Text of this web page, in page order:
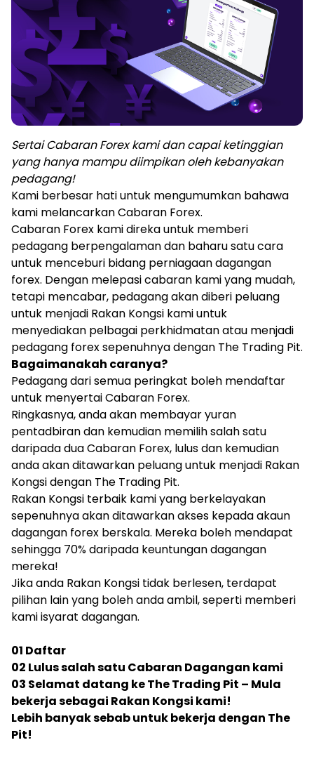
Audio Siar
TRADING TOOLS
KALENDAR EKONOMI GLOBAL
Jam Cuti Pasaran
Log masuk Daftar
Sertai Cabaran Forex kami dan capai ketinggian
yang hanya mampu diimpikan oleh kebanyakan
pedagang!
Kami berbesar hati untuk mengumumkan bahawa
kami melancarkanCabaran Forex.
Cabaran Forex kami direka untuk memberi
pedagang berpengalaman dan baharu satu cara
untuk menceburi bidang perniagaan dagangan
forex. Dengan melepasi cabaran kami yang mudah,
tetapi mencabar, pedagang akan diberi peluang
untuk menjadi Rakan Kongsi kami untuk
menyediakan pelbagai perkhidmatan atau menjadi
pedagang forex sepenuhnya dengan The Trading Pit.
Bagaimanakah caranya?
Pedagang dari semua peringkat boleh mendaftar
untuk menyertai Cabaran Forex.
Ringkasnya, anda akan membayar yuran
pentadbiran dan kemudian memilih salah satu
daripada dua Cabaran Forex, lulus dan kemudian
anda akan ditawarkan peluang untuk menjadi Rakan
Kongsi dengan The Trading Pit.
Rakan Kongsi terbaik kami yang berkelayakan
sepenuhnya akan ditawarkan akses kepada akaun
dagangan forex berskala. Mereka boleh mendapat
sehingga 70% daripada keuntungan dagangan
mereka!
Jika anda Rakan Kongsi tidak berlesen, terdapat
pilihan lain yang boleh anda ambil, seperti memberi
kami isyarat dagangan.
01 Daftar
02 Lulus salah satu Cabaran Dagangan kami
03 Selamat datang ke The Trading Pit – Mula
bekerja sebagai Rakan Kongsi kami!
Lebih banyak sebab untuk bekerja dengan The
Pit!